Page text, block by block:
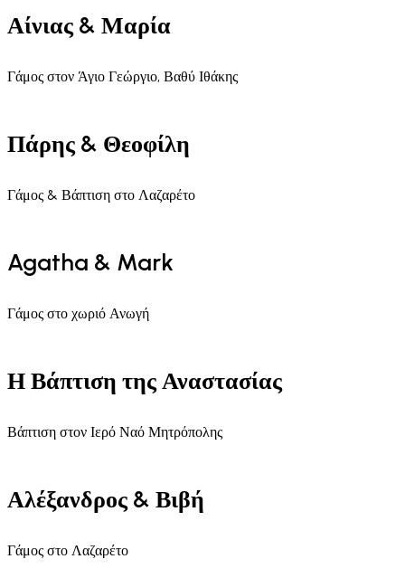
Αίνιας & Μαρία
Γάμος στον Άγιο Γεώργιο, Βαθύ Ιθάκης
Πάρης & Θεοφίλη
Γάμος & Βάπτιση στο Λαζαρέτο
Agatha & Mark
Γάμος στο χωριό Ανωγή
Η Βάπτιση της Αναστασίας
Βάπτιση στον Ιερό Ναό Μητρόπολης
Αλέξανδρος & Βιβή
Γάμος στο Λαζαρέτο